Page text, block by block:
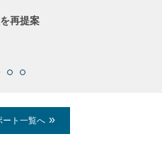
再提案
ート一覧へ